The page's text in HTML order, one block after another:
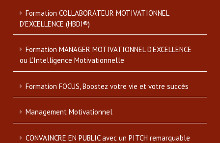
Formation COLLABORATEUR MOTIVATIONNEL
D’EXCELLENCE (HBDI®)
Formation MANAGER MOTIVATIONNEL D’EXCELLENCE
ou L’Intelligence Motivationnelle
Formation FOCUS, Boostez votre vie et votre succès
Management Motivationnel
CONVAINCRE EN PUBLIC avec un PITCH remarquable